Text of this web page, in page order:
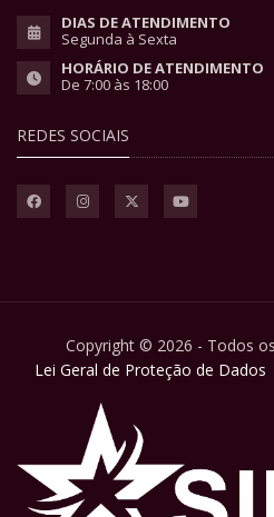
DIAS DE ATENDIMENTO
Segunda à Sexta
HORÁRIO DE ATENDIMENTO
De 7:00 às 18:00
REDES SOCIAIS
Copyright © 2026 - Todos
Lei Geral de Proteção de Dados